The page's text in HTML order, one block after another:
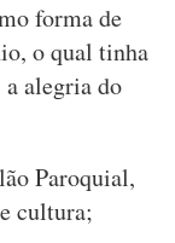
forma de
o qual tinha
alegria do
Paroquial,
cultura;